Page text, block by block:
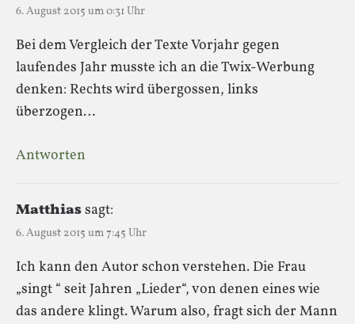
6. August 2015 um 0:31 Uhr
Bei dem Vergleich der Texte Vorjahr gegen
laufendes Jahr musste ich an die Twix-Werbung
denken: Rechts wird übergossen, links
überzogen…
Antworten
Matthiassagt:
6. August 2015 um 7:45 Uhr
Ich kann den Autor schon verstehen. Die Frau
„singt “ seit Jahren „Lieder“, von denen eines wie
das andere klingt. Warum also, fragt sich der Mann